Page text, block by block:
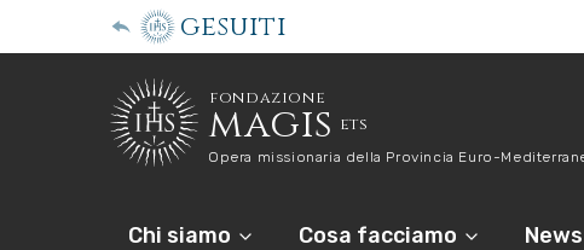
gesuiti
fondazione
magis ets
Opera missionaria della Provincia Euro-
Chi siamo Cosa facciamo News